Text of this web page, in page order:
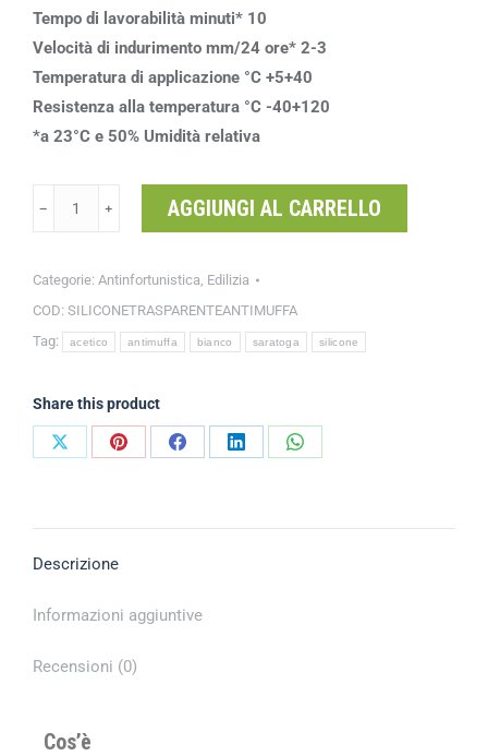
Tempo di lavorabilità minuti* 10
Velocità di indurimento mm/24 ore* 2-3
Temperatura di applicazione °C +5+40
Resistenza alla temperatura °C -40+120
*a 23°C e 50% Umidità relativa
﹣ ﹢ AGGIUNGI AL CARRELLO
Categorie: Antinfortunistica, Edilizia
COD: SILICONETRASPARENTEANTIMUFFA
Tag:
acetico antimuffa bianco saratoga silicone
Share this product
Descrizione
Informazioni aggiuntive
Recensioni (0)
Cos’è